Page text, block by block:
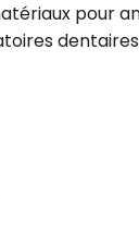
pour